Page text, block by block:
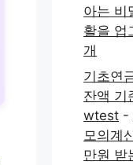
아는 비
활을 업
개
기초연
잔액 기
wtest -
모의계
만원 받